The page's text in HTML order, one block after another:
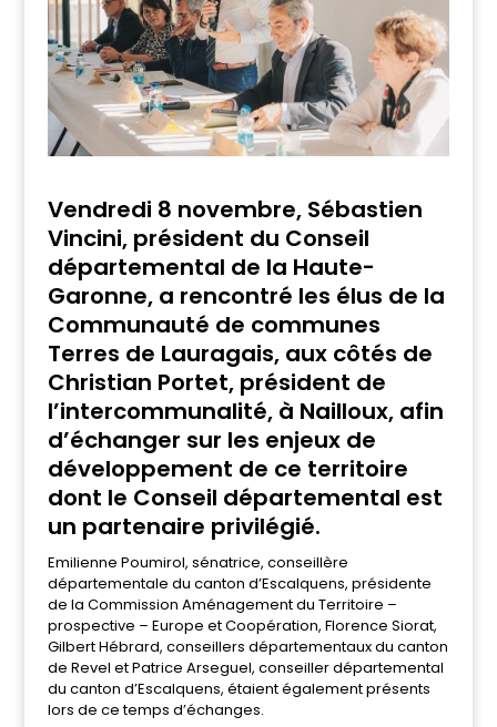
Vendredi 8 novembre, Sébastien
Vincini, président du Conseil
départemental de la Haute-
Garonne, a rencontré les élus de la
Communauté de communes
Terres de Lauragais, aux côtés de
Christian Portet, président de
l’intercommunalité, à Nailloux, afin
d’échanger sur les enjeux de
développement de ce territoire
dont le Conseil départemental est
un partenaire privilégié.
Emilienne Poumirol, sénatrice, conseillère
départementale du canton d’Escalquens, présidente
de la Commission Aménagement du Territoire –
prospective – Europe et Coopération, Florence Siorat,
Gilbert Hébrard, conseillers départementaux du canton
de Revel et Patrice Arseguel, conseiller départemental
du canton d’Escalquens, étaient également présents
lors de ce temps d’échanges.